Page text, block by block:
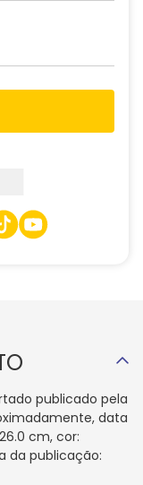
publicado pela
data
cm, cor:
da publicação: